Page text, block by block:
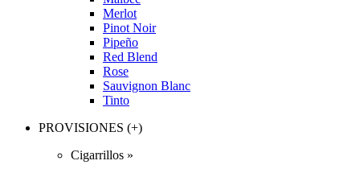
Merlot
Pinot Noir
Pipeño
Red Blend
Rose
Sauvignon Blanc
Tinto
PROVISIONES (+)
Cigarrillos »